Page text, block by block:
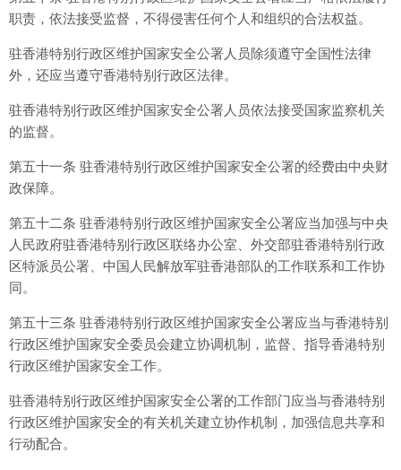
职责，依法接受监督，不得侵害任何个人和组织的合法权益。
驻香港特别行政区维护国家安全公署人员除须遵守全国性法律
外，还应当遵守香港特别行政区法律。
驻香港特别行政区维护国家安全公署人员依法接受国家监察机关
的监督。
第五十一条 驻香港特别行政区维护国家安全公署的经费由中央财
政保障。
第五十二条 驻香港特别行政区维护国家安全公署应当加强与中央
人民政府驻香港特别行政区联络办公室、外交部驻香港特别行政
区特派员公署、中国人民解放军驻香港部队的工作联系和工作协
同。
第五十三条 驻香港特别行政区维护国家安全公署应当与香港特别
行政区维护国家安全委员会建立协调机制，监督、指导香港特别
行政区维护国家安全工作。
驻香港特别行政区维护国家安全公署的工作部门应当与香港特别
行政区维护国家安全的有关机关建立协作机制，加强信息共享和
行动配合。